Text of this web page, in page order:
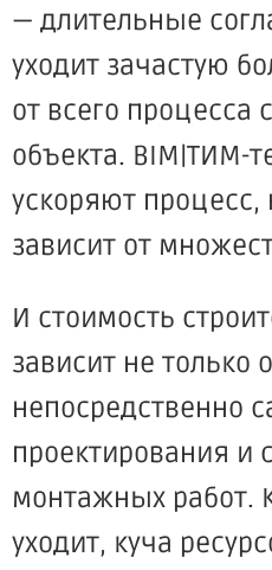
— длительные
уходит зачастую
от всего процесса
объекта. BIM|ТИМ-
ускоряют процесс,
зависит от
И стоимость
зависит не только
непосредственно
проектирования и
монтажных работ.
уходит, куча